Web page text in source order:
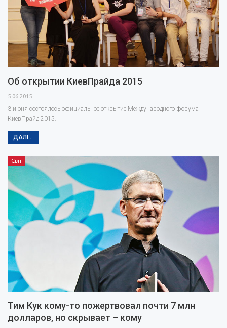
Об открытии КиевПрайда 2015
5.06.2015
3 июня состоялось официальное открытие Международного форума
КиевПрайд 2015.
ДАЛІ...
Світ
Тим Кук кому-то пожертвовал почти 7 млн
долларов, но скрывает – кому